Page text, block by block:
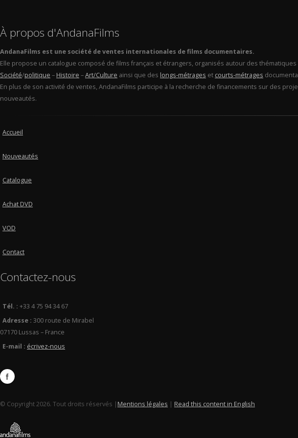
À propos d'AndanaFilms
AndanaFilms est une société de ventes internationales de films documentaires.
Elle propose un catalogue composé de films français et étrangers, organisés autour des thématiques
Société/politique – Histoire –Art/Culture ainsi que des longs-métrages et courts-métrages
En plus de son activité de ventes, AndanaFilms participe à la recherche de financements sur des
nouveautés.
Accueil
Nouveautés
Catalogue
Achat DVD
VOD
Contact
Contactez-nous
Tél. : +33 4 75 94 34 67
Adresse : 300 route de Mirabel
07170 Lussas – France
E-mail : écrivez-nous
© Copyright 2026. Tout droits réservés | Mentions légales | Read this content in English